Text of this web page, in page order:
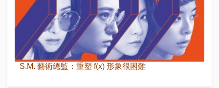
S.M. 藝術總監：重塑 f(x) 形象很困難